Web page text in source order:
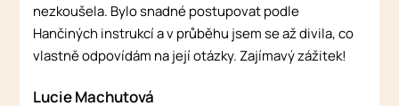
nezkoušela. Bylo snadné postupovat podle
Hančiných instrukcí a v průběhu jsem se až divila, co
vlastně odpovídám na její otázky. Zajímavý zážitek!
Lucie Machutová